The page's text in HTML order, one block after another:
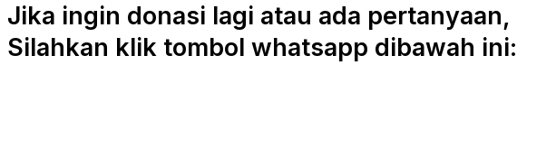
Jika ingin donasi lagi atau ada pertanyaan,
Silahkan klik tombol whatsapp dibawah ini: